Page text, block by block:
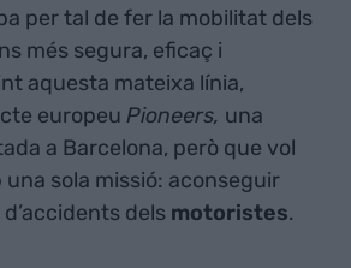
per tal de fer la mobilitat dels
més segura, eficaç i
aquesta mateixa línia,
europeu Pioneers, una
a Barcelona, però que vol
sola missió: aconseguir
dels motoristes.